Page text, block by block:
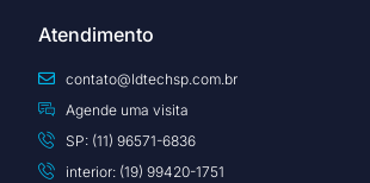
Atendimento
contato@ldtechsp.com.br
Agende uma visita
SP: (11) 96571-6836
interior: (19) 99420-1751